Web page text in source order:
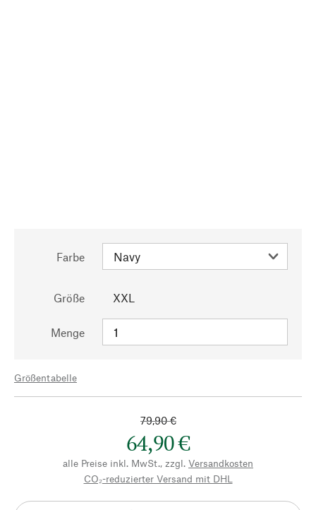
Farbe
Größe XXL
Menge
Größentabelle
79,90 €
64,90 €
alle Preise inkl. MwSt., zzgl. Versandkosten
CO₂-reduzierter Versand mit DHL